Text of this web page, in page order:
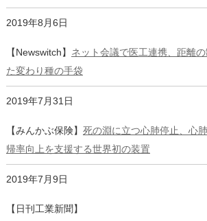
2019年8月6日
【Newswitch】 ネット会議で医工連携、距離
た変わり種の手袋
2019年7月31日
【みんかぶ保険】 死の淵に立つ心肺停止、心
帰率向上を支援する世界初の装置
2019年7月9日
【日刊工業新聞】